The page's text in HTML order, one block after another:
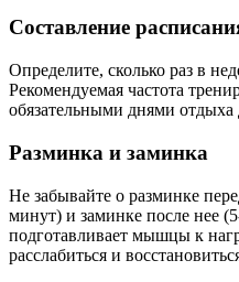
Составление
Определите, сколько раз в
Рекомендуемая частота
обязательными днями
Разминка и заминка
Не забывайте о разминке
минут) и заминке после нее
подготавливает мышцы к
расслабиться и